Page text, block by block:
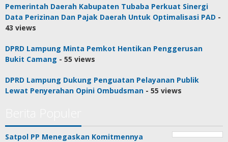
Pemerintah Daerah Kabupaten Tubaba Perkuat Sinergi
Data Perizinan Dan Pajak Daerah Untuk Optimalisasi PAD -
43 views
DPRD Lampung Minta Pemkot Hentikan Penggerusan
Bukit Camang - 55 views
DPRD Lampung Dukung Penguatan Pelayanan Publik
Lewat Penyerahan Opini Ombudsman - 55 views
Satpol PP Menegaskan Komitmennya